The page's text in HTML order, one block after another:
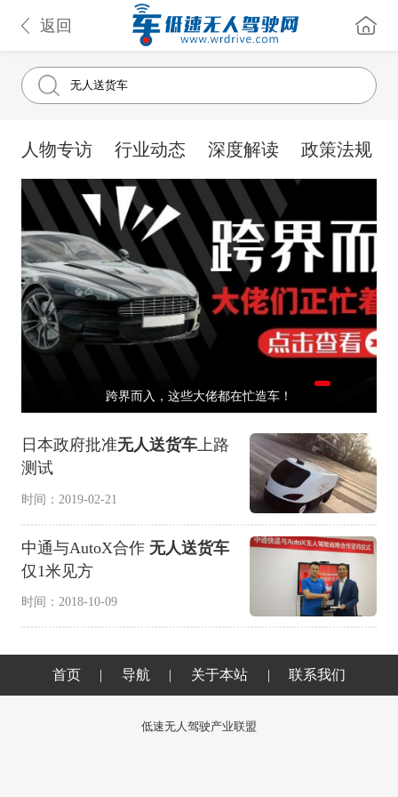
返回
人物专访 行业动态 深度解读 政策法规
跨界而入，这些大佬都在忙造车！
日本政府批准无人送货车上路
测试
时间：2019-02-21
中通与AutoX合作 无人送货车
仅1米见方
时间：2018-10-09
首页 | 导航 | 关于本站 | 联系我们
低速无人驾驶产业联盟